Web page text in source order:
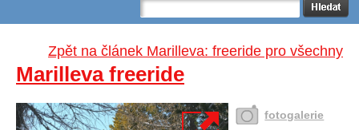
Zpět na článek Marilleva: freeride pro všechny
Marilleva freeride
fotogalerie